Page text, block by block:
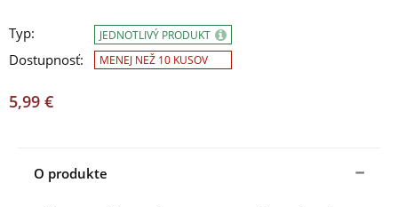
Typ:
Dostupnosť:
JEDNOTLIVÝ PRODUKT
MENEJ NEŽ 10 KUSOV
5,99 €
O produkte